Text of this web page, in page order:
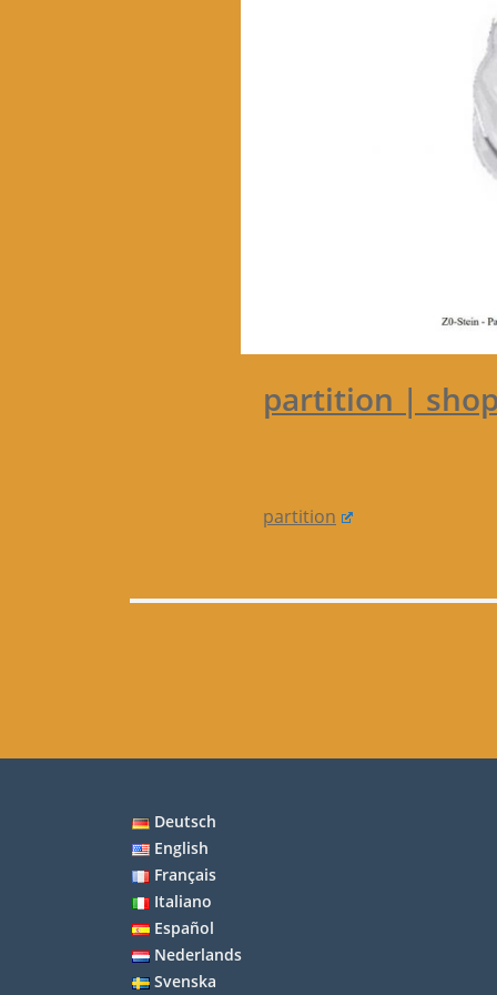
partition |
partition
Deutsch
English
Français
Italiano
Español
Nederlands
Svenska